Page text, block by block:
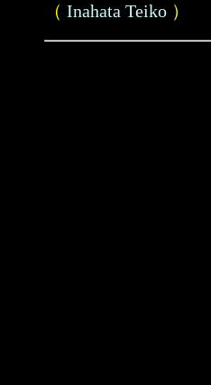
（ Inahata Teiko ）